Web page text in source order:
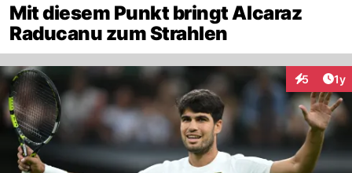
Mit diesem Punkt bringt Alcaraz
Raducanu zum Strahlen
5 1y